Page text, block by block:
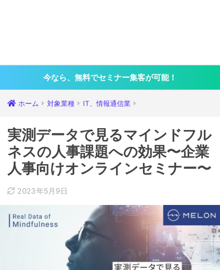
今なら、無料でセミナー集客が可能！
ホーム 対象業種 IT、情報通信業
実測データで見るマインドフル
ネスの人事課題への効果〜企業
人事向けオンラインセミナー〜
2023年5月9日